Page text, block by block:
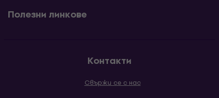
Полезни линкове
Контакти
Свържи се с нас